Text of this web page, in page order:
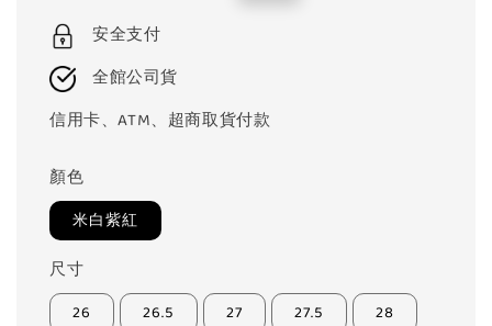
安全支付
全館公司貨
信用卡、ATM、超商取貨付款
顏色
米白紫紅
尺寸
26 26.5 27 27.5 28